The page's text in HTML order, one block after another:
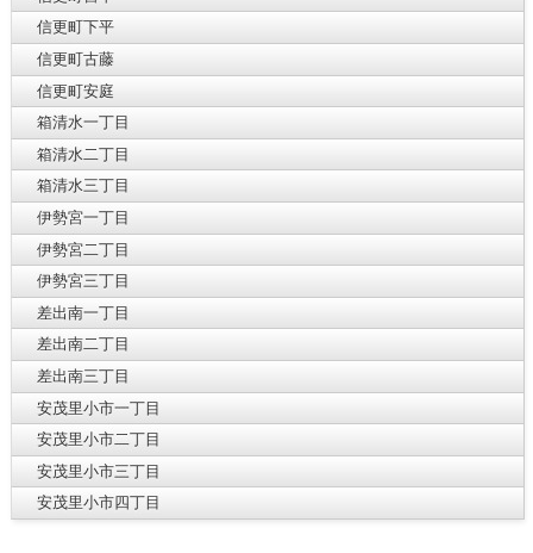
信更町下平
信更町古藤
信更町安庭
箱清水一丁目
箱清水二丁目
箱清水三丁目
伊勢宮一丁目
伊勢宮二丁目
伊勢宮三丁目
差出南一丁目
差出南二丁目
差出南三丁目
安茂里小市一丁目
安茂里小市二丁目
安茂里小市三丁目
安茂里小市四丁目